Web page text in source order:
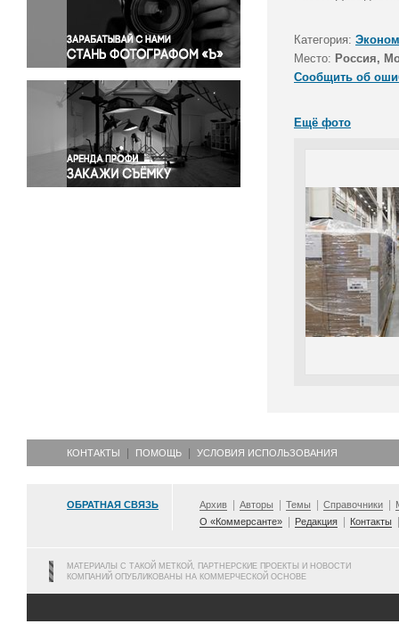
Правосудие
Происшествия и конфликты
Религия
Светская жизнь
Спорт
Экология
Экономика и бизнес
Категория:
Место: Россия,
Сообщить об
Ещё фото
КОНТАКТЫ ПОМОЩЬ УСЛОВИЯ ИСПОЛЬЗОВАНИЯ
ОБРАТНАЯ СВЯЗЬ Архив Авторы Темы Справочники
О «Коммерсанте»
Редакция Контакты
МАТЕРИАЛЫ С ТАКОЙ МЕТКОЙ, ПАРТНЕРСКИЕ ПРОЕКТЫ И НОВОСТИ
КОМПАНИЙ ОПУБЛИКОВАНЫ НА КОММЕРЧЕСКОЙ ОСНОВЕ